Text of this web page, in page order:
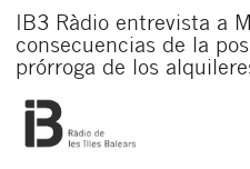
IB3 Ràdio entrevista a
consecuencias de la
prórroga de los